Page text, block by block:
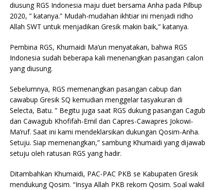
diusung RGS Indonesia maju duet bersama Anha pada Pilbup
2020, ” katanya.” Mudah-mudahan ikhtiar ini menjadi ridho
Allah SWT untuk menjadikan Gresik makin baik,” katanya.
Pembina RGS, Khumaidi Ma’un menyatakan, bahwa RGS
Indonesia sudah beberapa kali menenangkan pasangan calon
yang diusung.
Sebelumnya, RGS memenangkan pasangan cabup dan
cawabup Gresik SQ kemudian menggelar tasyakuran di
Selecta, Batu. ” Begitu juga saat RGS dukung pasangan Cagub
dan Cawagub Khofifah-Emil dan Capres-Cawapres Jokowi-
Ma’ruf. Saat ini kami mendeklarsikan dukungan Qosim-Anha.
Setuju. Siap memenangkan,” sambung Khumaidi yang dijawab
setuju oleh ratusan RGS yang hadir.
Ditambahkan Khumaidi, PAC-PAC PKB se Kabupaten Gresik
mendukung Qosim. “Insya Allah PKB rekom Qosim. Soal wakil